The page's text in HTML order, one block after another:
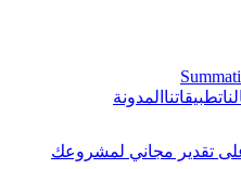
تطبيقاتنا المدونة
تقدير مجاني لمشروعك